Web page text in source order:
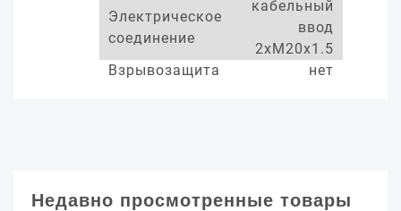
Электрическое
соединение
кабельный
ввод
2xM20x1.5
Взрывозащита
нет
Недавно просмотренные товары